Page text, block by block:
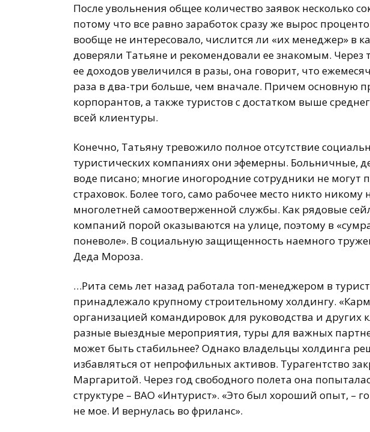
После увольнения общее количество заявок несколько
потому что все равно заработок сразу же вырос
вообще не интересовало, числится ли «их менеджер» в
доверяли Татьяне и рекомендовали ее знакомым. Через
ее доходов увеличился в разы, она говорит, что
раза в два-три больше, чем вначале. Причем основную
корпорантов, а также туристов с достатком выше
всей клиентуры.
Конечно, Татьяну тревожило полное отсутствие
туристических компаниях они эфемерны. Больничные,
воде писано; многие иногородние сотрудники не
страховок. Более того, само рабочее место никто
многолетней самоотверженной службы. Как рядовые
компаний порой оказываются на улице, поэтому в
поневоле». В социальную защищенность наемного
Деда Мороза.
…Рита семь лет назад работала топ-менеджером в
принадлежало крупному строительному холдингу.
организацией командировок для руководства и других
разные выездные мероприятия, туры для важных
может быть стабильнее? Однако владельцы холдинга
избавляться от непрофильных активов. Турагентство
Маргаритой. Через год свободного полета она
структуре – ВАО «Интурист». «Это был хороший опыт, –
не мое. И вернулась во фриланс».